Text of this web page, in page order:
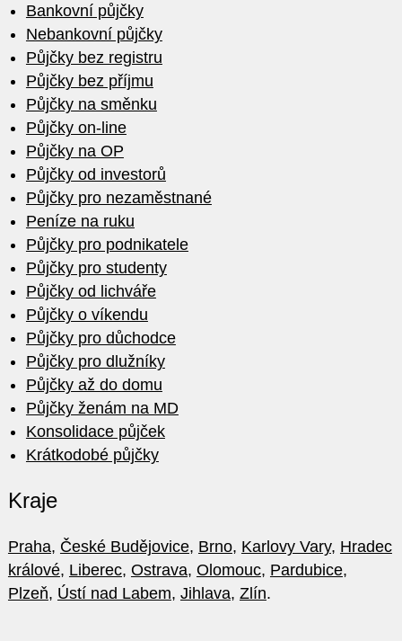
Bankovní půjčky
Nebankovní půjčky
Půjčky bez registru
Půjčky bez příjmu
Půjčky na směnku
Půjčky on-line
Půjčky na OP
Půjčky od investorů
Půjčky pro nezaměstnané
Peníze na ruku
Půjčky pro podnikatele
Půjčky pro studenty
Půjčky od lichváře
Půjčky o víkendu
Půjčky pro důchodce
Půjčky pro dlužníky
Půjčky až do domu
Půjčky ženám na MD
Konsolidace půjček
Krátkodobé půjčky
Kraje
Praha, České Budějovice, Brno, Karlovy Vary, Hradec
králové, Liberec, Ostrava, Olomouc, Pardubice,
Plzeň, Ústí nad Labem, Jihlava, Zlín.